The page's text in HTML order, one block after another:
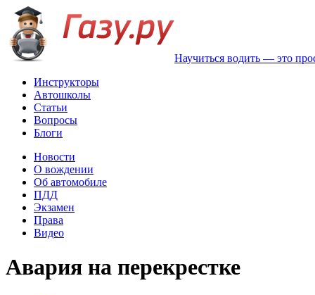
Научиться водить — это
Инструкторы
Автошколы
Статьи
Вопросы
Блоги
Новости
О вождении
Об автомобиле
ПДД
Экзамен
Права
Видео
Авария на перекрестке